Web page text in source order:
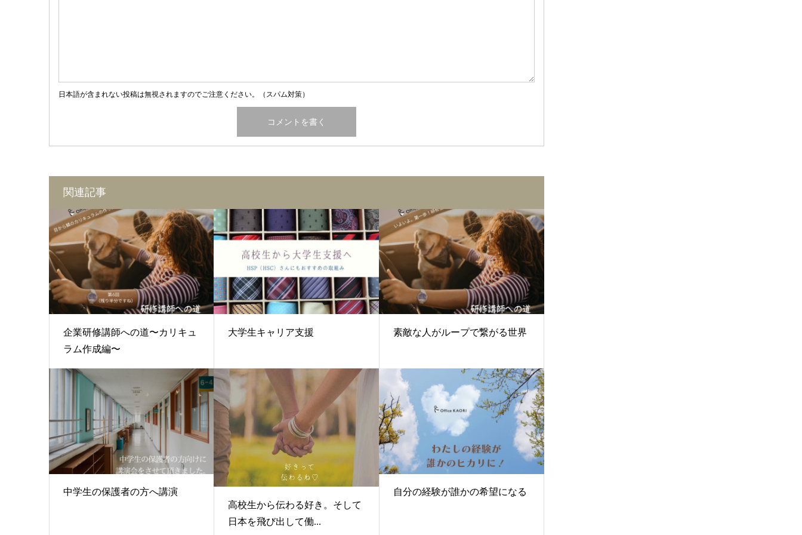
日本語が含まれない投稿は無視されますのでご注意ください。（スパム対策）
関連記事
企業研修講師への道〜カリキュ
ラム作成編〜
大学生キャリア支援 素敵な人がループで繋がる世界
中学生の保護者の方へ講演
高校生から伝わる好き。そして
日本を飛び出して働...
自分の経験が誰かの希望になる